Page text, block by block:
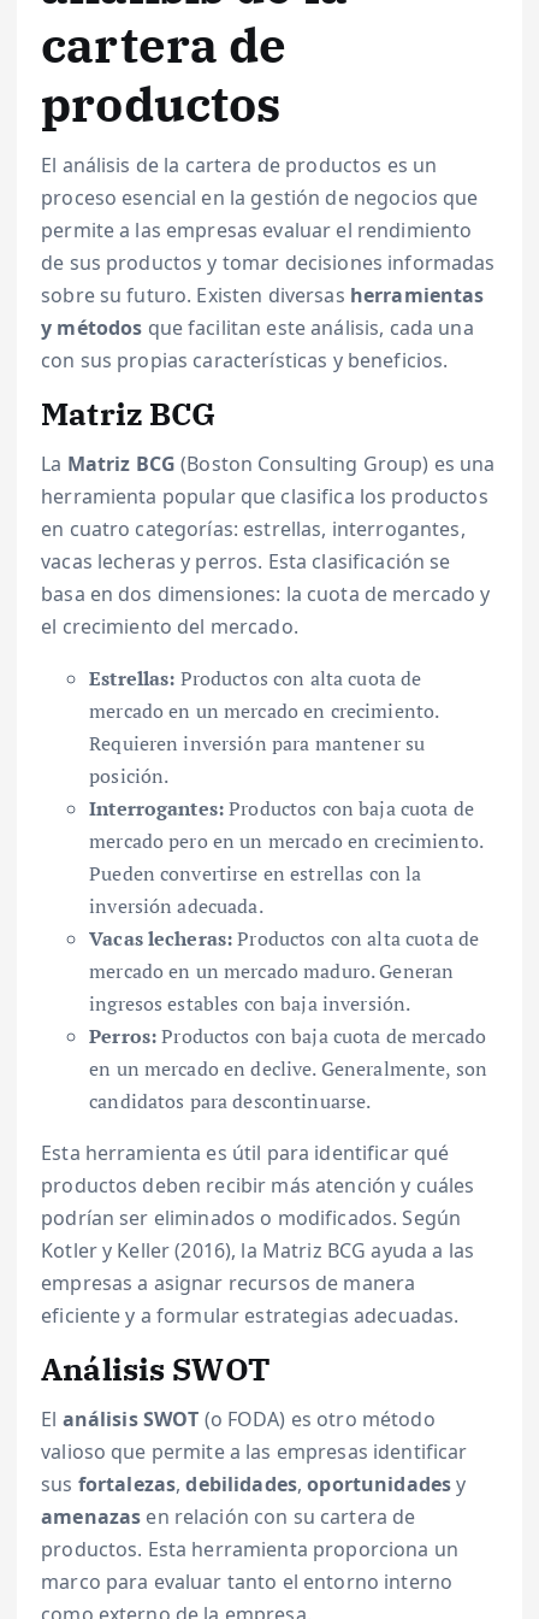
cartera de
productos
El análisis de la cartera de productos es un
proceso esencial en la gestión de negocios que
permite a las empresas evaluar el rendimiento
de sus productos y tomar decisiones informadas
sobre su futuro. Existen diversas herramientas
y métodos que facilitan este análisis, cada una
con sus propias características y beneficios.
Matriz BCG
La Matriz BCG (Boston Consulting Group) es una
herramienta popular que clasifica los productos
en cuatro categorías: estrellas, interrogantes,
vacas lecheras y perros. Esta clasificación se
basa en dos dimensiones: la cuota de mercado y
el crecimiento del mercado.
Estrellas: Productos con alta cuota de
mercado en un mercado en crecimiento.
Requieren inversión para mantener su
posición.
Interrogantes:Productos con baja cuota de
mercado pero en un mercado en crecimiento.
Pueden convertirse en estrellas con la
inversión adecuada.
Vacas lecheras:Productos con alta cuota de
mercado en un mercado maduro. Generan
ingresos estables con baja inversión.
Perros:Productos con baja cuota de mercado
en un mercado en declive. Generalmente, son
candidatos para descontinuarse.
Esta herramienta es útil para identificar qué
productos deben recibir más atención y cuáles
podrían ser eliminados o modificados. Según
Kotler y Keller (2016), la Matriz BCG ayuda a las
empresas a asignar recursos de manera
eficiente y a formular estrategias adecuadas.
Análisis SWOT
El análisis SWOT (o FODA) es otro método
valioso que permite a las empresas identificar
sus fortalezas,debilidades,oportunidadesy
amenazas en relación con su cartera de
productos. Esta herramienta proporciona un
marco para evaluar tanto el entorno interno